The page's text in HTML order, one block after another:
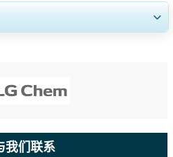
场分析， 公司简介， 竞争基准分析，
立即定制
我们联系